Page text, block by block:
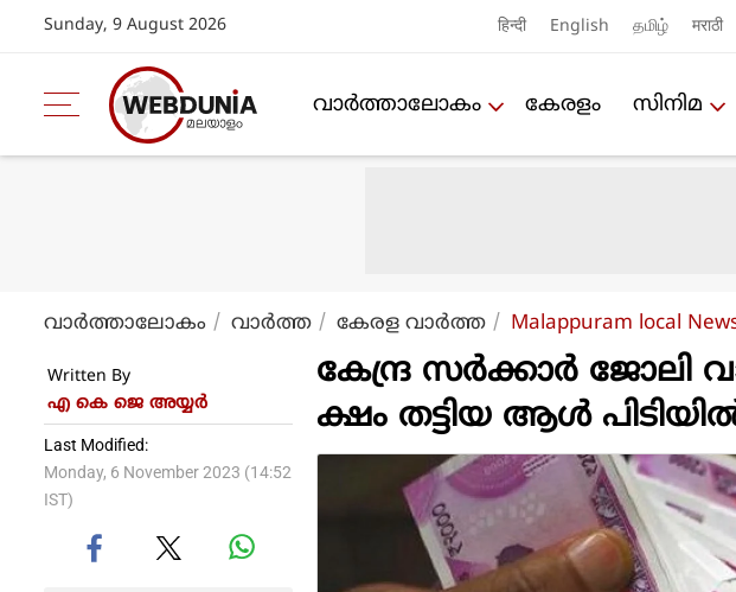
Sunday, 9 August 2026 हिन्दी English தமிழ் मराठी
വാര്‍ത്താലോകം കേരളം സിനിമ
വാര്‍ത്താലോകം വാര്‍ത്ത കേരള വാര്‍ത്ത Malappuram local
Written By
എ കെ ജെ അയ്യര്‍
Last Modified:
Monday, 6 November 2023 (14:52
IST)
കേന്ദ്ര സർക്കാർ ജോലി
ക്ഷം തട്ടിയ ആൾ